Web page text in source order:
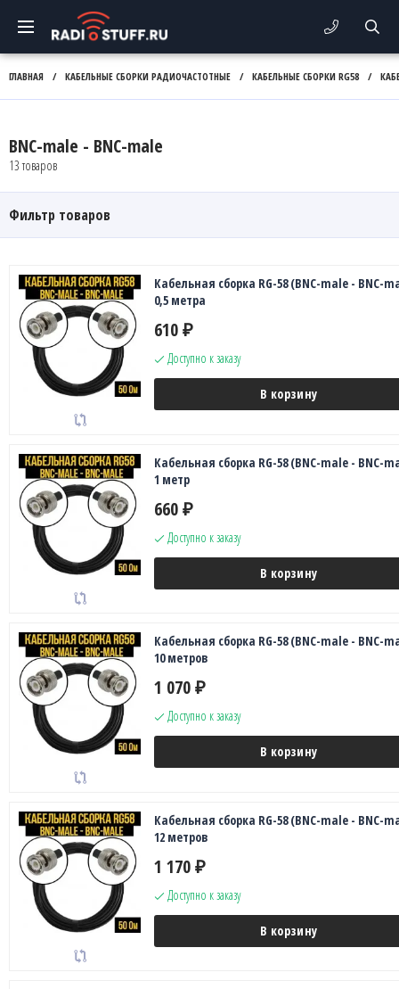
ГЛАВНАЯ / КАБЕЛЬНЫЕ СБОРКИ РАДИОЧАСТОТНЫЕ / КАБЕЛЬНЫЕ СБОРКИ RG58 /
BNC-male - BNC-male
13 товаров
Фильтр товаров
Кабельная сборка RG-58 (BNC-male - BNC-
0,5 метра
610 ₽
Доступно к заказу
В корзину
Кабельная сборка RG-58 (BNC-male - BNC-
1 метр
660 ₽
Доступно к заказу
В корзину
Кабельная сборка RG-58 (BNC-male - BNC-
10 метров
1 070 ₽
Доступно к заказу
В корзину
Кабельная сборка RG-58 (BNC-male - BNC-
12 метров
1 170 ₽
Доступно к заказу
В корзину